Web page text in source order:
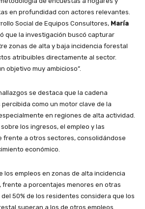
en profundidad con actores relevantes.
Social de Equipos Consultores, María
que la investigación buscó capturar
zonas de alta y baja incidencia forestal
atribuibles directamente al sector.
objetivo muy ambicioso”.
se destaca que la cadena
como un motor clave de la
en regiones de alta actividad.
los ingresos, el empleo y las
frente a otros sectores, consolidándose
económico.
los empleos en zonas de alta incidencia
a porcentajes menores en otras
50% de los residentes considera que los
superan a los de otros empleos